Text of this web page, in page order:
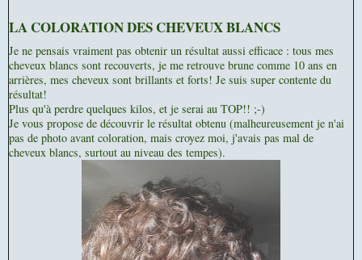
LA COLORATION DES CHEVEUX BLANCS
Je ne pensais vraiment pas obtenir un résultat aussi efficace : tous mes
cheveux blancs sont recouverts, je me retrouve brune comme 10 ans en
arrières, mes cheveux sont brillants et forts! Je suis super contente du
résultat!
Plus qu'à perdre quelques kilos, et je serai au TOP!! ;-)
Je vous propose de découvrir le résultat obtenu (malheureusement je n'ai
pas de photo avant coloration, mais croyez moi, j'avais pas mal de
cheveux blancs, surtout au niveau des tempes).